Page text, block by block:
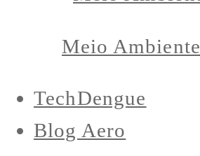
Meio Ambiente
TechDengue
Blog Aero